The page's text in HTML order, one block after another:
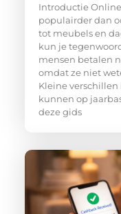
Introductie
populairder dan
tot meubels en
kun je
mensen betalen
omdat ze niet
Kleine
kunnen op
deze gids